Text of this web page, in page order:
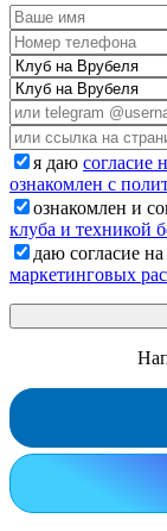
я даю согласие
ознакомлен с
ознакомлен и
клуба и техникой
даю согласие на
маркетинговых